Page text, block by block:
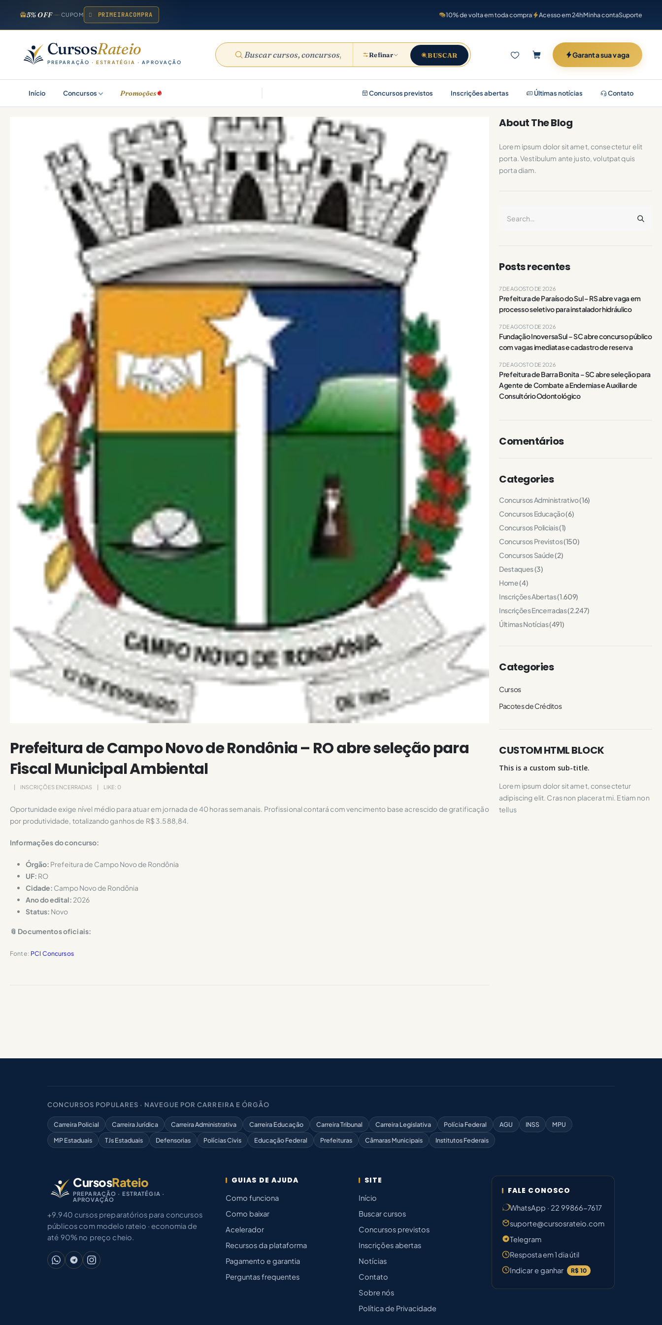
5% OFF CUPOM PRIMEIRACOMPRA 10% de volta em toda compra Acesso em 24hMinha contaSuporte
CursosRateio
PREPARAÇÃO ·ESTRATÉGIA · APROVAÇÃO
Refinar BUSCAR Garanta sua vaga
Início Concursos Promoções Concursos previstos Inscrições abertas Últimas notícias Contato
Prefeitura de Campo Novo de Rondônia – RO abre seleção para
Fiscal Municipal Ambiental
INSCRIÇÕES ENCERRADAS LIKE: 0
Oportunidade exige nível médio para atuar em jornada de 40 horas semanais. Profissional contará com vencimento base acrescido de gratificação
por produtividade, totalizando ganhos de R$ 3.588,84.
Informações do concurso:
Órgão: Prefeitura de Campo Novo de Rondônia
UF: RO
Cidade: Campo Novo de Rondônia
Ano do edital: 2026
Status: Novo
📎 Documentos oficiais:
Fonte: PCI Concursos
About The Blog
Lorem ipsum dolor sit amet, consectetur elit
porta. Vestibulum ante justo, volutpat quis
porta diam.
Posts recentes
Prefeitura de Paraíso do Sul – RS abre vaga em
processo seletivo para instalador hidráulico
7 DE AGOSTO DE 2026
Fundação InoversaSul – SC abre concurso público
com vagas imediatas e cadastro de reserva
7 DE AGOSTO DE 2026
Prefeitura de Barra Bonita – SC abre seleção para
Agente de Combate a Endemias e Auxiliar de
Consultório Odontológico
7 DE AGOSTO DE 2026
Comentários
Categories
Concursos Administrativo(16)
Concursos Educação(6)
Concursos Policiais(1)
Concursos Previstos(150)
Concursos Saúde(2)
Destaques(3)
Home(4)
Inscrições Abertas(1.609)
Inscrições Encerradas(2.247)
Últimas Notícias(491)
Categories
Cursos
Pacotes de Créditos
CUSTOM HTML BLOCK
This is a custom sub-title.
Lorem ipsum dolor sit amet, consectetur
adipiscing elit. Cras non placerat mi. Etiam non
tellus
CONCURSOS POPULARES · NAVEGUE POR CARREIRA E ÓRGÃO
Carreira Policial Carreira Jurídica Carreira Administrativa Carreira Educação Carreira Tribunal Carreira Legislativa Polícia Federal AGU INSS
MPU
MP Estaduais
TJs Estaduais Defensorias Polícias Civis Educação Federal Prefeituras Câmaras Municipais Institutos Federais
CursosRateio
PREPARAÇÃO · ESTRATÉGIA ·
APROVAÇÃO
+9.940 cursos preparatórios para concursos
públicos com modelo rateio · economia de
até 90% no preço cheio.
GUIAS DE AJUDA
Como funciona
Como baixar
Acelerador
Recursos da plataforma
Pagamento e garantia
Perguntas frequentes
SITE
Início
Buscar cursos
Concursos previstos
Inscrições abertas
Notícias
Contato
Sobre nós
Política de Privacidade
FALE CONOSCO
WhatsApp · 22 99866-7617
suporte@cursosrateio.com
Telegram
Resposta em 1 dia útil
Indicar e ganhar
R$ 10